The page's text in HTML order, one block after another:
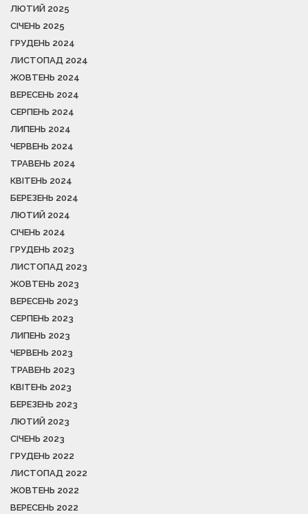
ЛЮТИЙ 2025
СІЧЕНЬ 2025
ГРУДЕНЬ 2024
ЛИСТОПАД 2024
ЖОВТЕНЬ 2024
ВЕРЕСЕНЬ 2024
СЕРПЕНЬ 2024
ЛИПЕНЬ 2024
ЧЕРВЕНЬ 2024
ТРАВЕНЬ 2024
КВІТЕНЬ 2024
БЕРЕЗЕНЬ 2024
ЛЮТИЙ 2024
СІЧЕНЬ 2024
ГРУДЕНЬ 2023
ЛИСТОПАД 2023
ЖОВТЕНЬ 2023
ВЕРЕСЕНЬ 2023
СЕРПЕНЬ 2023
ЛИПЕНЬ 2023
ЧЕРВЕНЬ 2023
ТРАВЕНЬ 2023
КВІТЕНЬ 2023
БЕРЕЗЕНЬ 2023
ЛЮТИЙ 2023
СІЧЕНЬ 2023
ГРУДЕНЬ 2022
ЛИСТОПАД 2022
ЖОВТЕНЬ 2022
ВЕРЕСЕНЬ 2022